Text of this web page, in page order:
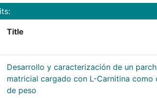
Title
Desarrollo y caracterización de un
matricial cargado con L-Carnitina
de peso